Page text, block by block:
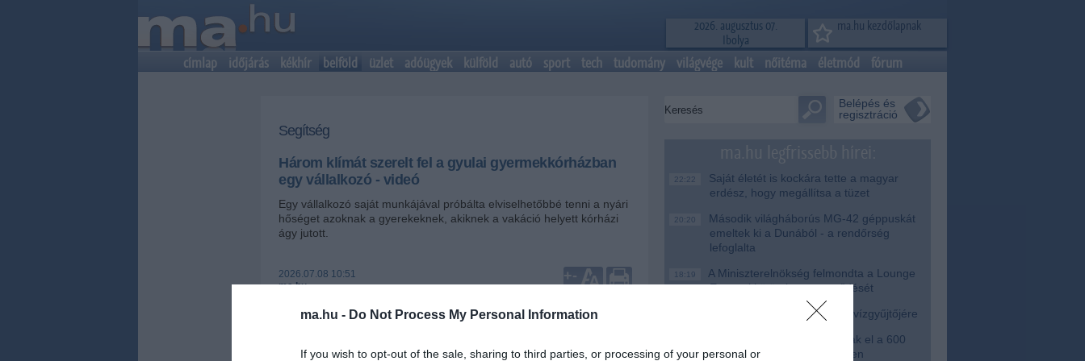
ma.hu - Do Not Process My Personal Information
If you wish to opt-out of the sale, sharing to third parties, or processing of your personal or
2026. augusztus 07.
Ibolya
ma.hu kezdőlapnak
címlap időjárás kékhír belföld üzlet adóügyek külföld autó sport tech tudomány világvége kult nőitéma életmód fórum
Segítség
Három klímát szerelt fel a gyulai gyermekkórházban
egy vállalkozó - videó
Egy vállalkozó saját munkájával próbálta elviselhetőbbé tenni a nyári
hőséget azoknak a gyerekeknek, akiknek a vakáció helyett kórházi
ágy jutott.
2026.07.08 10:51
ma.hu
+-
Szívmelengető gesztusról számolt be közösségi oldalán Kovalcsik
kényelmesebb körülmények között gyógyulhassanak a kis betegek.
Belépés és
regisztráció
22:22
Saját életét is kockára tette a magyar
erdész, hogy megállítsa a tüzet
20:20
Második világháborús MG-42 géppuskát
emeltek ki a Dunából - a rendőrség
lefoglalta
18:19
A Miniszterelnökség felmondta a Lounge
Eventtel kötött keretszerződését
Megérkezett az eső a Duna vízgyűjtőjére
Újabb két gyanúsítottat fogtak el a 600
milliós ingatlanmaffia ügyében